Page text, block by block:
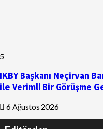
5
IKBY Başkanı Neçirvan
ile Verimli Bir Görüşme
6 Ağustos 2026